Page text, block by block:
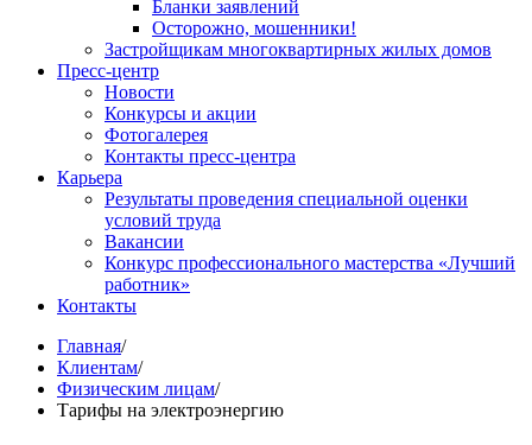
Бланки заявлений
Осторожно, мошенники!
Застройщикам многоквартирных жилых домов
Пресс-центр
Новости
Конкурсы и акции
Фотогалерея
Контакты пресс-центра
Карьера
Результаты проведения специальной оценки
условий труда
Вакансии
Конкурс профессионального мастерства «Лучший
работник»
Контакты
Главная/
Клиентам/
Физическим лицам/
Тарифы на электроэнергию